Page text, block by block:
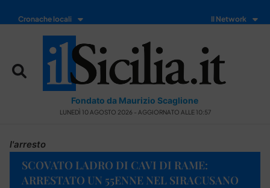
Cronache locali Il Network
Fondato da Maurizio Scaglione
LUNEDÌ 10 AGOSTO 2026 - AGGIORNATO ALLE 10:57
l'arresto
SCOVATO LADRO DI CAVI DI RAME:
ARRESTATO UN 55ENNE NEL SIRACUSANO